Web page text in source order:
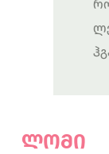
ლომი